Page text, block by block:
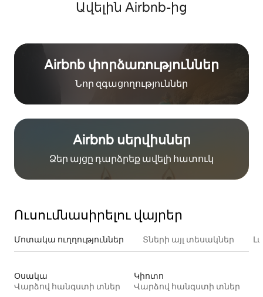
Ավելին Airbnb-ից
Airbnb փորձառություններ
Նոր զգացողություններ
Airbnb սերվիսներ
Ձեր այցը դարձրեք ավելի հատուկ
Ուսումնասիրելու վայրեր
Մոտակա ուղղություններ Տների այլ տեսակներ
Օսակա
Վարձով հանգստի տներ
Կիոտո
Վարձով հանգստի տներ